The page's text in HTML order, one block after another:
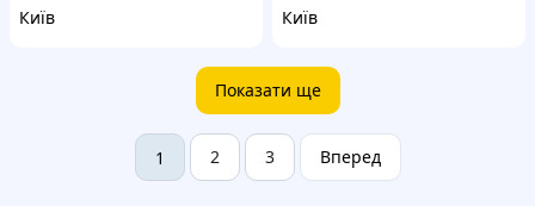
Київ
Київ
Показати ще
1 2 3 Вперед